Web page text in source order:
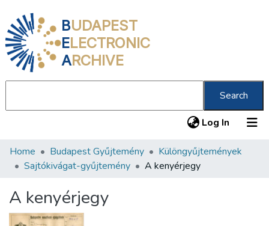
BUDAPEST
ELECTRONIC
ARCHIVE
Search
Log In (current)
Communities & Collections
Statistics
Home Budapest Gyűjtemény
Különgyűjtemények
Sajtókivágat-gyűjtemény
A kenyérjegy
A kenyérjegy